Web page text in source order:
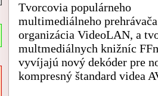
Tvorcovia populárneho
multimediálneho
organizácia VideoLAN, a
multmediálnych knižníc
vyvíjajú nový dekóder pre
kompresný štandard videa